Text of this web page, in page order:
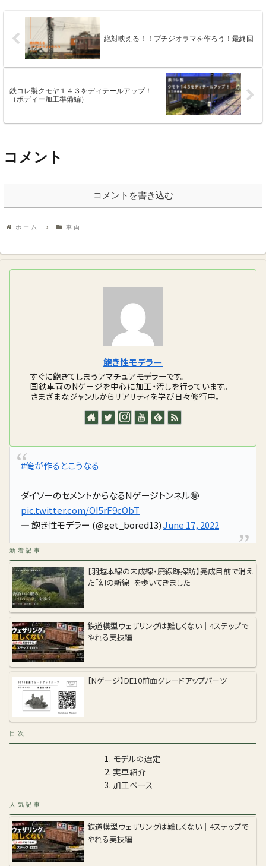
絶対映える！！プチジオラマを作ろう！最終回
鉄コレ製クモヤ１４３をディテールアップ！
（ボディー加工準備編）
コメント
コメントを書き込む
ホーム 車両
飽き性モデラー
すぐに飽きてしまうアマチュアモデラーです。
国鉄車両のNゲージを中心に加工・汚しを行っています。
さまざまなジャンルからリアリティを学び日々修行中。
#俺が作るとこうなる
ダイソーのセメントからなるNゲージトンネル🤪
pic.twitter.com/OI5rF9cObT
— 飽き性モデラー (@get_bored13)June 17, 2022
新着記事
【羽越本線の未成線・廃線跡探訪】完成目前で消え
た「幻の新線」を歩いてきました
鉄道模型ウェザリングは難しくない｜4ステップで
やれる実技編
【Nゲージ】DE10前面グレードアップパーツ
目次
モデルの選定
実車紹介
加工ベース
人気記事
鉄道模型ウェザリングは難しくない｜4ステップで
やれる実技編